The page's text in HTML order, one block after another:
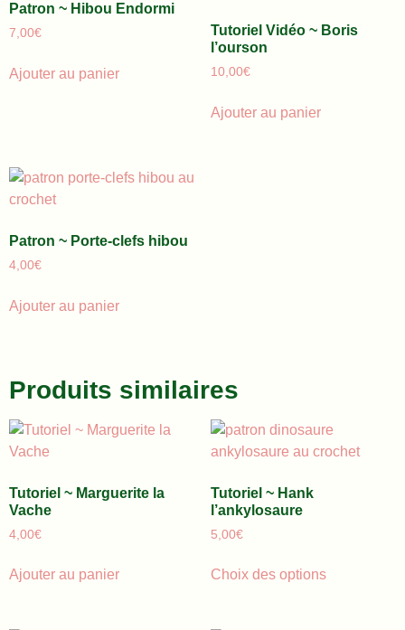
Patron ~ Hibou Endormi
7,00€
Ajouter au panier
Tutoriel Vidéo ~ Boris
l’ourson
10,00€
Ajouter au panier
Patron ~ Porte-clefs hibou
4,00€
Ajouter au panier
Produits similaires
Tutoriel ~ Marguerite la
Vache
4,00€
Ajouter au panier
Tutoriel ~ Hank
l’ankylosaure
5,00€
Choix des options